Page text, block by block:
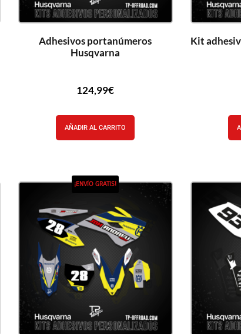
Adhesivos portanúmeros
Husqvarna
124,99€
AÑADIR AL CARRITO
Kit
¡ENVÍO GRATIS!